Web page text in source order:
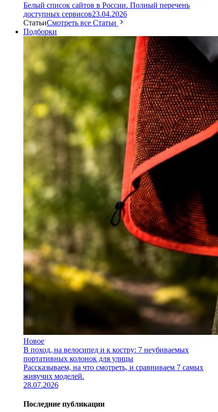
Белый список сайтов в России. Полный перечень
доступных сервисов23.04.2026
СтатьиСмотреть все Статьи
Подборки
Новое
В поход, на велосипед и к костру: 7 неубиваемых
портативных колонок для улицы
Рассказываем, на что смотреть, и сравниваем 7 самых
живучих моделей.
28.07.2026
Последние публикации